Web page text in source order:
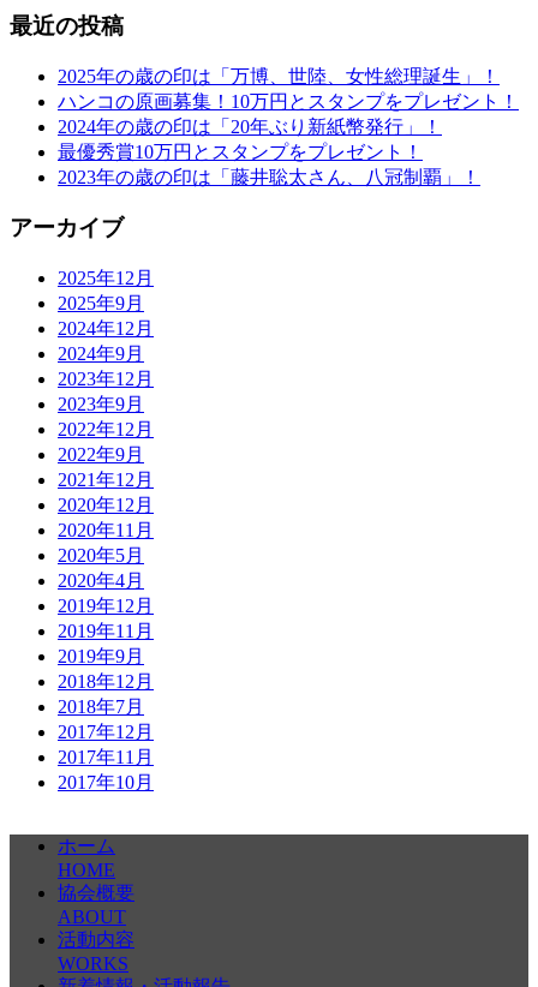
最近の投稿
2025年の歳の印は「万博、世陸、女性総理誕生」！
ハンコの原画募集！10万円とスタンプをプレゼント！
2024年の歳の印は「20年ぶり新紙幣発行」！
最優秀賞10万円とスタンプをプレゼント！
2023年の歳の印は「藤井聡太さん、八冠制覇」！
アーカイブ
2025年12月
2025年9月
2024年12月
2024年9月
2023年12月
2023年9月
2022年12月
2022年9月
2021年12月
2020年12月
2020年11月
2020年5月
2020年4月
2019年12月
2019年11月
2019年9月
2018年12月
2018年7月
2017年12月
2017年11月
2017年10月
ホーム
HOME
協会概要
ABOUT
活動内容
WORKS